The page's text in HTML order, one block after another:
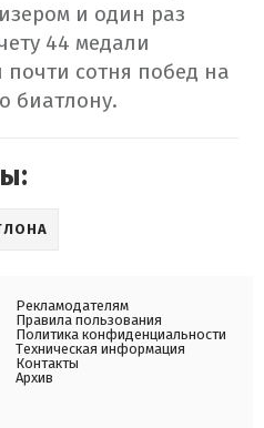
и один раз
44 медали
сотня побед на
биатлону.
Рекламодателям
Правила пользования
Политика конфиденциальности
Техническая информация
Контакты
Архив